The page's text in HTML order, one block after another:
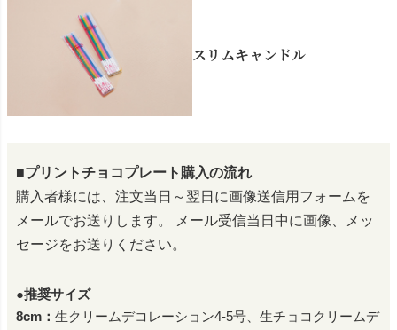
スリムキャンドル
■プリントチョコプレート購入の流れ
購入者様には、注文当日～翌日に画像送信用フォームを
メールでお送りします。
メール受信当日中に画像、メッ
セージをお送りください。
●推奨サイズ
8cm： 生クリームデコレーション4-5号、生チョコクリームデ